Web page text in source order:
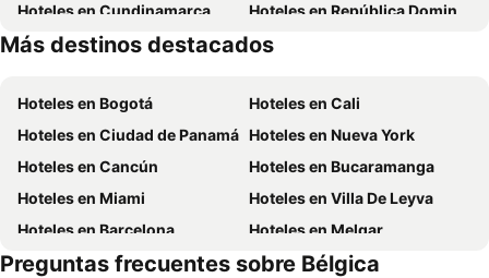
Hoteles en Cundinamarca
Hoteles en República Dominicana
Hoteles en Panamá
Hoteles en Madrid
Más destinos destacados
Hoteles en Bogotá
Hoteles en Cali
Hoteles en Ciudad de Panamá Hoteles en Nueva York
Hoteles en Cancún
Hoteles en Bucaramanga
Hoteles en Miami
Hoteles en Villa De Leyva
Hoteles en Barcelona
Hoteles en Melgar
Hoteles en París
Hoteles en Roma
Preguntas frecuentes sobre Bélgica